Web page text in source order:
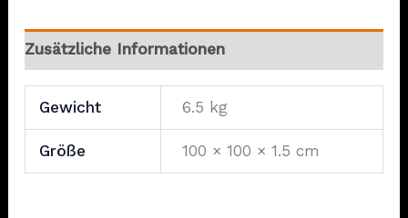
Zusätzliche Informationen
Gewicht 6.5 kg
Größe 100 × 100 × 1.5 cm